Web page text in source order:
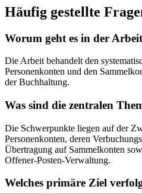
Häufig gestellte
Worum geht es in der
Die Arbeit behandelt den
Personenkonten und den
der Buchhaltung.
Was sind die zentralen
Die Schwerpunkte liegen auf der
Personenkonten, deren
Übertragung auf Sammelkonten
Offener-Posten-Verwaltung.
Welches primäre Ziel